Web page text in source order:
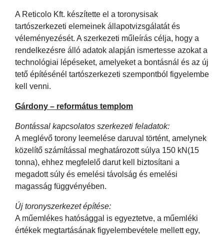
A Reticolo Kft. készítette el a toronysisak
tartószerkezeti elemeinek állapotvizsgálatát és
véleményezését. A szerkezeti műleírás célja, hogy a
rendelkezésre álló adatok alapján ismertesse azokat a
technológiai lépéseket, amelyeket a bontásnál és az új
tető építésénél tartószerkezeti szempontból figyelembe
kell venni.
Gárdony – református templom
Bontással kapcsolatos szerkezeti feladatok:
A meglévő torony leemelése daruval történt, amelynek
közelítő számítással meghatározott súlya 150 kN(15
tonna), ehhez megfelelő darut kell biztosítani a
megadott súly és emelési távolság és emelési
magasság függvényében.
Új toronyszerkezet építése:
A műemlékes hatósággal is egyeztetve, a műemléki
értékek megtartásának figyelembevétele mellett egy,